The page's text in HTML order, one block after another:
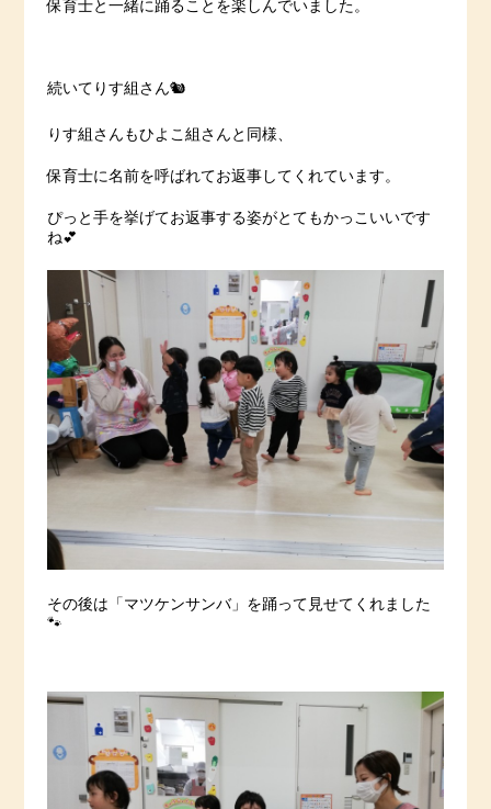
保育士と一緒に踊ることを楽しんでいました。
続いてりす組さん🐿
りす組さんもひよこ組さんと同様、
保育士に名前を呼ばれてお返事してくれています。
ぴっと手を挙げてお返事する姿がとてもかっこいいです
ね💕
その後は「マツケンサンバ」を踊って見せてくれました
🐾